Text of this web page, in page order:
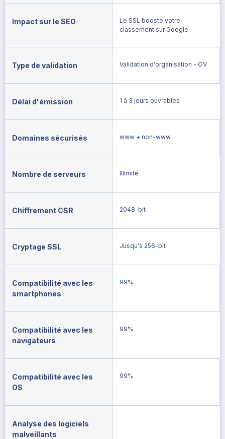
Impact sur le SEO
Le SSL booste votre
classement sur Google
Type de validation Validation d'organisation - OV
Délai d'émission 1 à 3 jours ouvrables
Domaines sécurisés www + non-www
Nombre de serveurs Illimité
Chiffrement CSR 2048-bit
Cryptage SSL Jusqu'à 256-bit
Compatibilité avec les
smartphones
99%
Compatibilité avec les
navigateurs
99%
Compatibilité avec les
OS
99%
Analyse des logiciels
malveillants